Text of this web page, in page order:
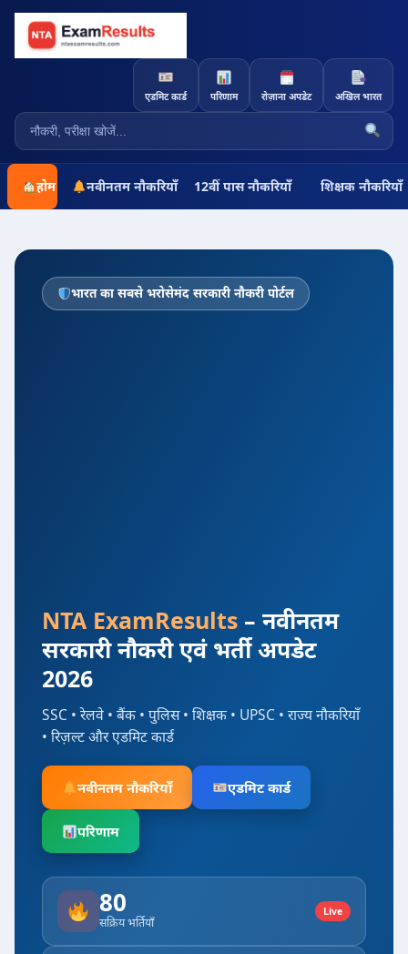
एडमिट कार्ड परिणाम रोज़ाना अपडेट अखिल भारत
होम नवीनतम नौकरियाँ 12वीं पास नौकरियाँ शिक्षक नौकरियाँ
भारत का सबसे भरोसेमंद सरकारी नौकरी पोर्टल
NTA ExamResults – नवीनतम
सरकारी नौकरी एवं भर्ती अपडेट
2026
SSC • रेलवे • बैंक • पुलिस • शिक्षक • UPSC • राज्य नौकरियाँ
• रिज़ल्ट और एडमिट कार्ड
नवीनतम नौकरियाँ एडमिट कार्ड
परिणाम
80
सक्रिय भर्तियाँ
Live